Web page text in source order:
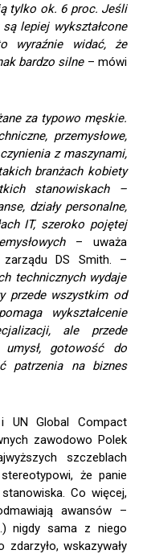
tylko ok. 6 proc. Jeśli
lepiej wykształcone
wyraźnie widać, że
bardzo silne– mówi
za typowo męskie.
przemysłowe,
z maszynami,
branżach kobiety
stanowiskach –
działy personalne,
IT, szeroko pojętej
– uważa
zarządu DS Smith. –
technicznych wydaje
przede wszystkim od
wykształcenie
ale przede
gotowość do
patrzenia na biznes
UN Global Compact
zawodowo Polek
szczeblach
że panie
Co więcej,
awansów –
nigdy sama z niego
wskazywały